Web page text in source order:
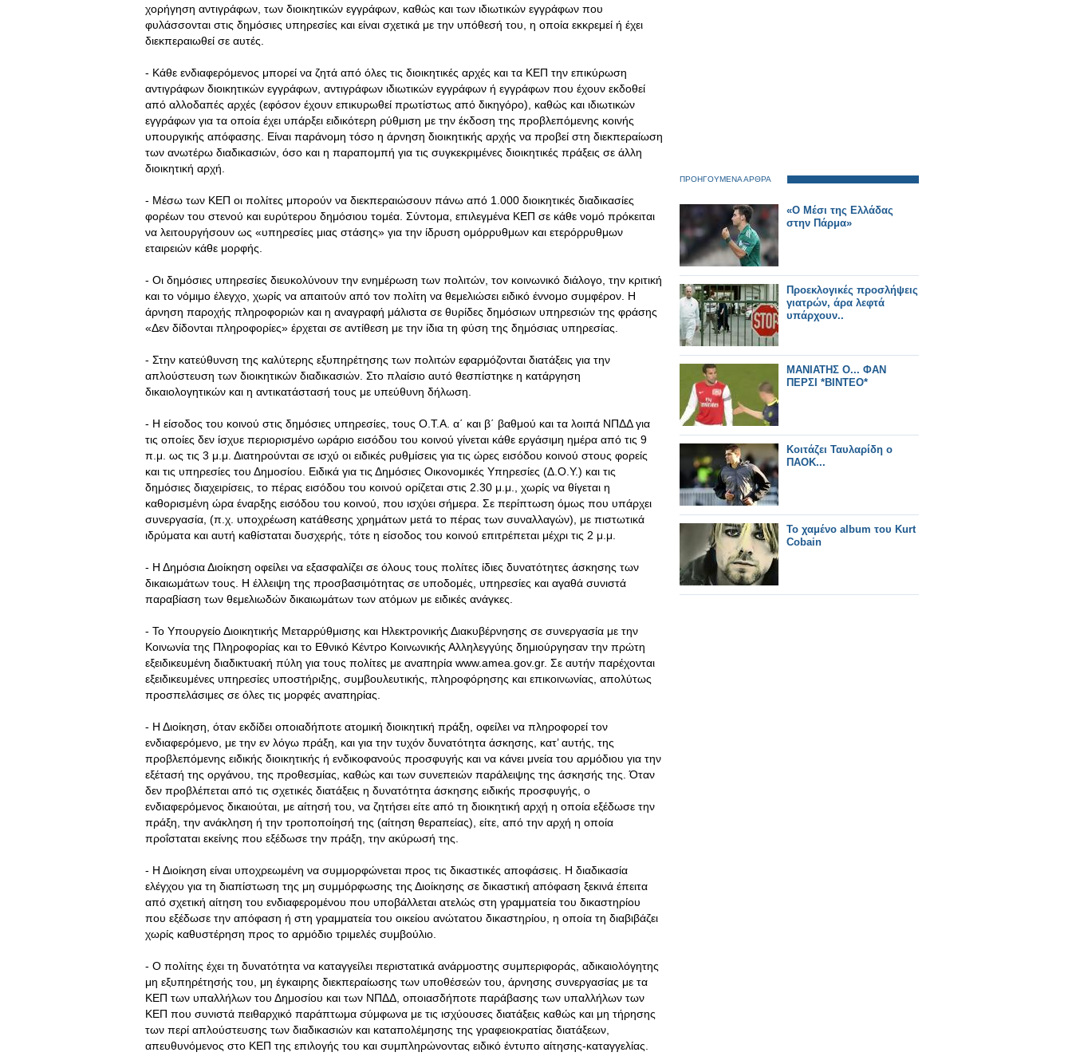
χορήγηση αντιγράφων, των διοικητικών εγγράφων, καθώς και των ιδιωτικών εγγράφων που
φυλάσσονται στις δημόσιες υπηρεσίες και είναι σχετικά με την υπόθεσή του, η οποία εκκρεμεί ή έχει
διεκπεραιωθεί σε αυτές.
- Κάθε ενδιαφερόμενος μπορεί να ζητά από όλες τις διοικητικές αρχές και τα ΚΕΠ την επικύρωση
αντιγράφων διοικητικών εγγράφων, αντιγράφων ιδιωτικών εγγράφων ή εγγράφων που έχουν εκδοθεί
από αλλοδαπές αρχές (εφόσον έχουν επικυρωθεί πρωτίστως από δικηγόρο), καθώς και ιδιωτικών
εγγράφων για τα οποία έχει υπάρξει ειδικότερη ρύθμιση με την έκδοση της προβλεπόμενης κοινής
υπουργικής απόφασης. Είναι παράνομη τόσο η άρνηση διοικητικής αρχής να προβεί στη διεκπεραίωση
των ανωτέρω διαδικασιών, όσο και η παραπομπή για τις συγκεκριμένες διοικητικές πράξεις σε άλλη
διοικητική αρχή.
- Μέσω των ΚΕΠ οι πολίτες μπορούν να διεκπεραιώσουν πάνω από 1.000 διοικητικές διαδικασίες
φορέων του στενού και ευρύτερου δημόσιου τομέα. Σύντομα, επιλεγμένα ΚΕΠ σε κάθε νομό πρόκειται
να λειτουργήσουν ως «υπηρεσίες μιας στάσης» για την ίδρυση ομόρρυθμων και ετερόρρυθμων
εταιρειών κάθε μορφής.
- Οι δημόσιες υπηρεσίες διευκολύνουν την ενημέρωση των πολιτών, τον κοινωνικό διάλογο, την κριτική
και το νόμιμο έλεγχο, χωρίς να απαιτούν από τον πολίτη να θεμελιώσει ειδικό έννομο συμφέρον. Η
άρνηση παροχής πληροφοριών και η αναγραφή μάλιστα σε θυρίδες δημόσιων υπηρεσιών της φράσης
«Δεν δίδονται πληροφορίες» έρχεται σε αντίθεση με την ίδια τη φύση της δημόσιας υπηρεσίας.
- Στην κατεύθυνση της καλύτερης εξυπηρέτησης των πολιτών εφαρμόζονται διατάξεις για την
απλούστευση των διοικητικών διαδικασιών. Στο πλαίσιο αυτό θεσπίστηκε η κατάργηση
δικαιολογητικών και η αντικατάστασή τους με υπεύθυνη δήλωση.
- Η είσοδος του κοινού στις δημόσιες υπηρεσίες, τους Ο.Τ.Α. α΄ και β΄ βαθμού και τα λοιπά ΝΠΔΔ για
τις οποίες δεν ίσχυε περιορισμένο ωράριο εισόδου του κοινού γίνεται κάθε εργάσιμη ημέρα από τις 9
π.μ. ως τις 3 μ.μ. Διατηρούνται σε ισχύ οι ειδικές ρυθμίσεις για τις ώρες εισόδου κοινού στους φορείς
και τις υπηρεσίες του Δημοσίου. Ειδικά για τις Δημόσιες Οικονομικές Υπηρεσίες (Δ.Ο.Υ.) και τις
δημόσιες διαχειρίσεις, το πέρας εισόδου του κοινού ορίζεται στις 2.30 μ.μ., χωρίς να θίγεται η
καθορισμένη ώρα έναρξης εισόδου του κοινού, που ισχύει σήμερα. Σε περίπτωση όμως που υπάρχει
συνεργασία, (π.χ. υποχρέωση κατάθεσης χρημάτων μετά το πέρας των συναλλαγών), με πιστωτικά
ιδρύματα και αυτή καθίσταται δυσχερής, τότε η είσοδος του κοινού επιτρέπεται μέχρι τις 2 μ.μ.
- Η Δημόσια Διοίκηση οφείλει να εξασφαλίζει σε όλους τους πολίτες ίδιες δυνατότητες άσκησης των
δικαιωμάτων τους. Η έλλειψη της προσβασιμότητας σε υποδομές, υπηρεσίες και αγαθά συνιστά
παραβίαση των θεμελιωδών δικαιωμάτων των ατόμων με ειδικές ανάγκες.
- Το Υπουργείο Διοικητικής Μεταρρύθμισης και Ηλεκτρονικής Διακυβέρνησης σε συνεργασία με την
Κοινωνία της Πληροφορίας και το Εθνικό Κέντρο Κοινωνικής Αλληλεγγύης δημιούργησαν την πρώτη
εξειδικευμένη διαδικτυακή πύλη για τους πολίτες με αναπηρία www.amea.gov.gr. Σε αυτήν παρέχονται
εξειδικευμένες υπηρεσίες υποστήριξης, συμβουλευτικής, πληροφόρησης και επικοινωνίας, απολύτως
προσπελάσιμες σε όλες τις μορφές αναπηρίας.
- Η Διοίκηση, όταν εκδίδει οποιαδήποτε ατομική διοικητική πράξη, οφείλει να πληροφορεί τον
ενδιαφερόμενο, με την εν λόγω πράξη, και για την τυχόν δυνατότητα άσκησης, κατ’ αυτής, της
προβλεπόμενης ειδικής διοικητικής ή ενδικοφανούς προσφυγής και να κάνει μνεία του αρμόδιου για την
εξέτασή της οργάνου, της προθεσμίας, καθώς και των συνεπειών παράλειψης της άσκησής της. Όταν
δεν προβλέπεται από τις σχετικές διατάξεις η δυνατότητα άσκησης ειδικής προσφυγής, ο
ενδιαφερόμενος δικαιούται, με αίτησή του, να ζητήσει είτε από τη διοικητική αρχή η οποία εξέδωσε την
πράξη, την ανάκληση ή την τροποποίησή της (αίτηση θεραπείας), είτε, από την αρχή η οποία
προΐσταται εκείνης που εξέδωσε την πράξη, την ακύρωσή της.
- Η Διοίκηση είναι υποχρεωμένη να συμμορφώνεται προς τις δικαστικές αποφάσεις. Η διαδικασία
ελέγχου για τη διαπίστωση της μη συμμόρφωσης της Διοίκησης σε δικαστική απόφαση ξεκινά έπειτα
από σχετική αίτηση του ενδιαφερομένου που υποβάλλεται ατελώς στη γραμματεία του δικαστηρίου
που εξέδωσε την απόφαση ή στη γραμματεία του οικείου ανώτατου δικαστηρίου, η οποία τη διαβιβάζει
χωρίς καθυστέρηση προς το αρμόδιο τριμελές συμβούλιο.
- Ο πολίτης έχει τη δυνατότητα να καταγγείλει περιστατικά ανάρμοστης συμπεριφοράς, αδικαιολόγητης
μη εξυπηρέτησής του, μη έγκαιρης διεκπεραίωσης των υποθέσεών του, άρνησης συνεργασίας με τα
ΚΕΠ των υπαλλήλων του Δημοσίου και των ΝΠΔΔ, οποιασδήποτε παράβασης των υπαλλήλων των
ΚΕΠ που συνιστά πειθαρχικό παράπτωμα σύμφωνα με τις ισχύουσες διατάξεις καθώς και μη τήρησης
των περί απλούστευσης των διαδικασιών και καταπολέμησης της γραφειοκρατίας διατάξεων,
απευθυνόμενος στο ΚΕΠ της επιλογής του και συμπληρώνοντας ειδικό έντυπο αίτησης-καταγγελίας.
ΠΡΟΗΓΟΥΜΕΝΑ ΑΡΘΡΑ
«Ο Μέσι της Ελλάδας
στην Πάρμα»
Προεκλογικές προσλήψεις
γιατρών, άρα λεφτά
υπάρχουν..
ΜΑΝΙΑΤΗΣ Ο... ΦΑΝ
ΠΕΡΣΙ *ΒΙΝΤΕΟ*
Κοιτάζει Ταυλαρίδη ο
ΠΑΟΚ...
Το χαμένο album του Kurt
Cobain